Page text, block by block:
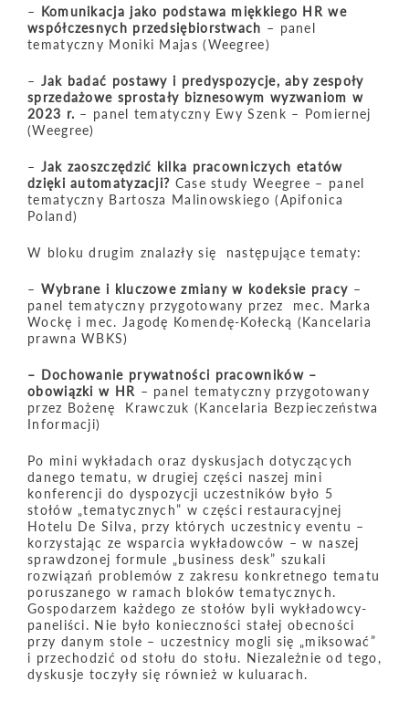
– Komunikacja jako podstawa miękkiego HR we
współczesnych przedsiębiorstwach – panel
tematyczny Moniki Majas (Weegree)
– Jak badać postawy i predyspozycje, aby zespoły
sprzedażowe sprostały biznesowym wyzwaniom w
2023 r. – panel tematyczny Ewy Szenk – Pomiernej
(Weegree)
– Jak zaoszczędzić kilka pracowniczych etatów
dzięki automatyzacji? Case study Weegree – panel
tematyczny Bartosza Malinowskiego (Apifonica
Poland)
W bloku drugim znalazły się następujące tematy:
– Wybrane i kluczowe zmiany w kodeksie pracy –
panel tematyczny przygotowany przez mec. Marka
Wockę i mec. Jagodę Komendę-Kołecką (Kancelaria
prawna WBKS)
– Dochowanie prywatności pracowników –
obowiązki w HR – panel tematyczny przygotowany
przez Bożenę Krawczuk (Kancelaria Bezpieczeństwa
Informacji)
Po mini wykładach oraz dyskusjach dotyczących
danego tematu, w drugiej części naszej mini
konferencji do dyspozycji uczestników było 5
stołów „tematycznych” w części restauracyjnej
Hotelu De Silva, przy których uczestnicy eventu –
korzystając ze wsparcia wykładowców – w naszej
sprawdzonej formule „business desk” szukali
rozwiązań problemów z zakresu konkretnego tematu
poruszanego w ramach bloków tematycznych.
Gospodarzem każdego ze stołów byli wykładowcy-
paneliści. Nie było konieczności stałej obecności
przy danym stole – uczestnicy mogli się „miksować”
i przechodzić od stołu do stołu. Niezależnie od tego,
dyskusje toczyły się również w kuluarach.